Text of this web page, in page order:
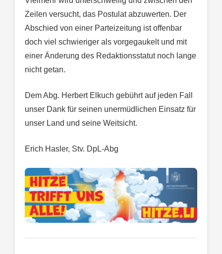
Zeilen versucht, das Postulat abzuwerten. Der
Abschied von einer Parteizeitung ist offenbar
doch viel schwieriger als vorgegaukelt und mit
einer Änderung des Redaktionsstatut noch lange
nicht getan.
Dem Abg. Herbert Elkuch gebührt auf jeden Fall
unser Dank für seinen unermüdlichen Einsatz für
unser Land und seine Weitsicht.
Erich Hasler, Stv. DpL-Abg